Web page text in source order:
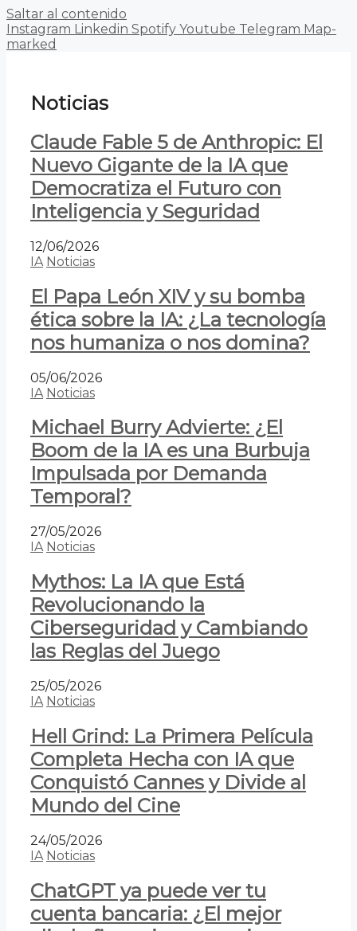
Saltar al contenido
Instagram Linkedin Spotify Youtube Telegram Map-
marked
Noticias
Claude Fable 5 de Anthropic: El
Nuevo Gigante de la IA que
Democratiza el Futuro con
Inteligencia y Seguridad
12/06/2026
IA Noticias
El Papa León XIV y su bomba
ética sobre la IA: ¿La tecnología
nos humaniza o nos domina?
05/06/2026
IA Noticias
Michael Burry Advierte: ¿El
Boom de la IA es una Burbuja
Impulsada por Demanda
Temporal?
27/05/2026
IA Noticias
Mythos: La IA que Está
Revolucionando la
Ciberseguridad y Cambiando
las Reglas del Juego
25/05/2026
IA Noticias
Hell Grind: La Primera Película
Completa Hecha con IA que
Conquistó Cannes y Divide al
Mundo del Cine
24/05/2026
IA Noticias
ChatGPT ya puede ver tu
cuenta bancaria: ¿El mejor